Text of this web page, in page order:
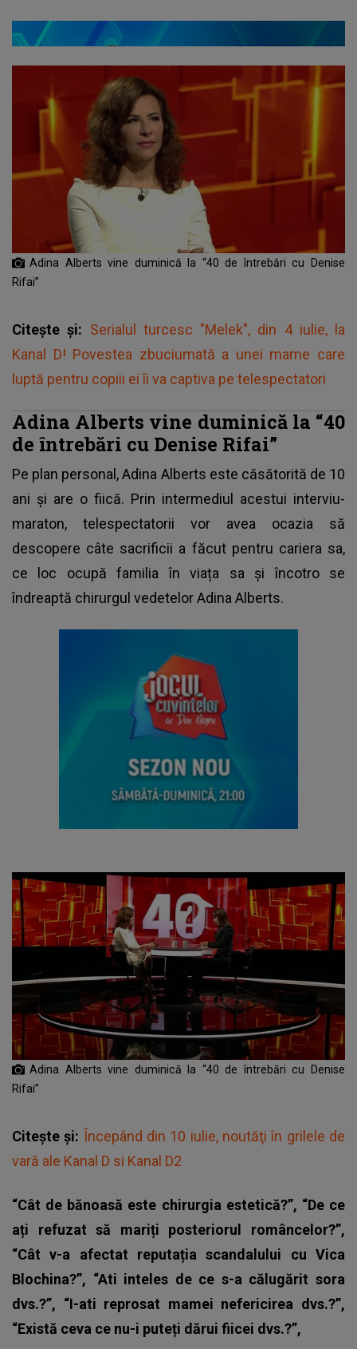
Adina Alberts vine duminică la “40 de întrebări cu Denise
Rifai”
Citește și: Serialul turcesc "Melek", din 4 iulie, la
Kanal D! Povestea zbuciumată a unei mame care
luptă pentru copiii ei îi va captiva pe telespectatori
Adina Alberts vine duminică la “40
de întrebări cu Denise Rifai”
Pe plan personal, Adina Alberts este căsătorită de 10
ani și are o fiică. Prin intermediul acestui interviu-
maraton, telespectatorii vor avea ocazia să
descopere câte sacrificii a făcut pentru cariera sa,
ce loc ocupă familia în viața sa și încotro se
îndreaptă chirurgul vedetelor Adina Alberts.
Adina Alberts vine duminică la “40 de întrebări cu Denise
Rifai”
Citește și: Începând din 10 iulie, noutăţi în grilele de
vară ale Kanal D si Kanal D2
“Cât de bănoasă este chirurgia estetică?”, “De ce
ați refuzat să mariți posteriorul româncelor?”,
“Cât v-a afectat reputația scandalului cu Vica
Blochina?”, “Ati inteles de ce s-a călugărit sora
dvs.?”, “I-ati reprosat mamei nefericirea dvs.?”,
“Există ceva ce nu-i puteți dărui fiicei dvs.?”,